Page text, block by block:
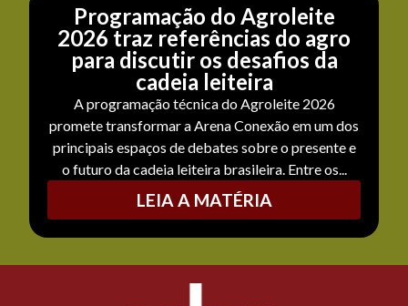
Programação do Agroleite
2026 traz referências do agro
para discutir os desafios da
cadeia leiteira
A programação técnica do Agroleite 2026
promete transformar a Arena Conexão em um dos
principais espaços de debates sobre o presente e
o futuro da cadeia leiteira brasileira. Entre os...
LEIA A MATÉRIA